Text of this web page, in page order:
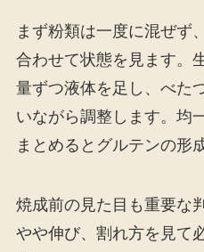
まず粉類は一度に混ぜず
合わせて状態を見ます。
量ずつ液体を足し、べた
いながら調整します。均
まとめるとグルテンの形
焼成前の見た目も重要な
やや伸び、割れ方を見て